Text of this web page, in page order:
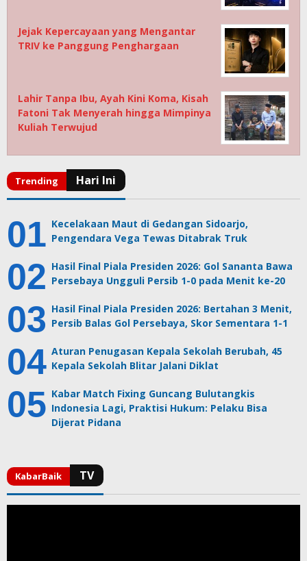
Jejak Kepercayaan yang Mengantar
TRIV ke Panggung Penghargaan
Lahir Tanpa Ibu, Ayah Kini Koma, Kisah
Fatoni Tak Menyerah hingga Mimpinya
Kuliah Terwujud
Kecelakaan Maut di Gedangan Sidoarjo,
Pengendara Vega Tewas Ditabrak Truk
Hasil Final Piala Presiden 2026: Gol Sananta Bawa
Persebaya Ungguli Persib 1-0 pada Menit ke-20
Hasil Final Piala Presiden 2026: Bertahan 3 Menit,
Persib Balas Gol Persebaya, Skor Sementara 1-1
Aturan Penugasan Kepala Sekolah Berubah, 45
Kepala Sekolah Blitar Jalani Diklat
Kabar Match Fixing Guncang Bulutangkis
Indonesia Lagi, Praktisi Hukum: Pelaku Bisa
Dijerat Pidana